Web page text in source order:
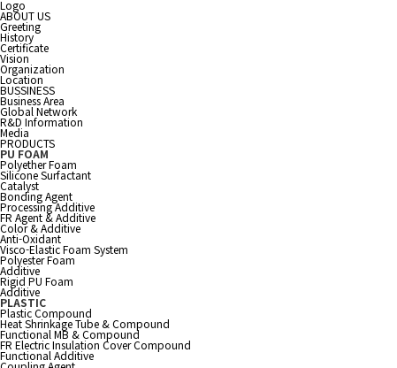
Logo
ABOUT US
Greeting
History
Certificate
Vision
Organization
Location
BUSSINESS
Business Area
Global Network
R&D Information
Media
PRODUCTS
PU FOAM
Polyether Foam
Silicone Surfactant
Catalyst
Bonding Agent
Processing Additive
FR Agent & Additive
Color & Additive
Anti-Oxidant
Visco-Elastic Foam System
Polyester Foam
Additive
Rigid PU Foam
Additive
PLASTIC
Plastic Compound
Heat Shrinkage Tube & Compound
Functional MB & Compound
FR Electric Insulation Cover Compound
Functional Additive